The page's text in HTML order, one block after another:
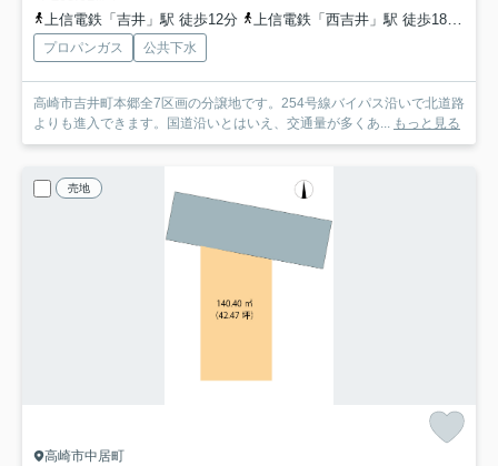
上信電鉄「吉井」駅 徒歩12分
上信電鉄「西吉井」駅 徒歩18分
プロパンガス 公共下水
高崎市吉井町本郷全7区画の分譲地です。254号線バイパス沿いで北道路
よりも進入できます。国道沿いとはいえ、交通量が多くあ...
もっと見る
売地
高崎市中居町